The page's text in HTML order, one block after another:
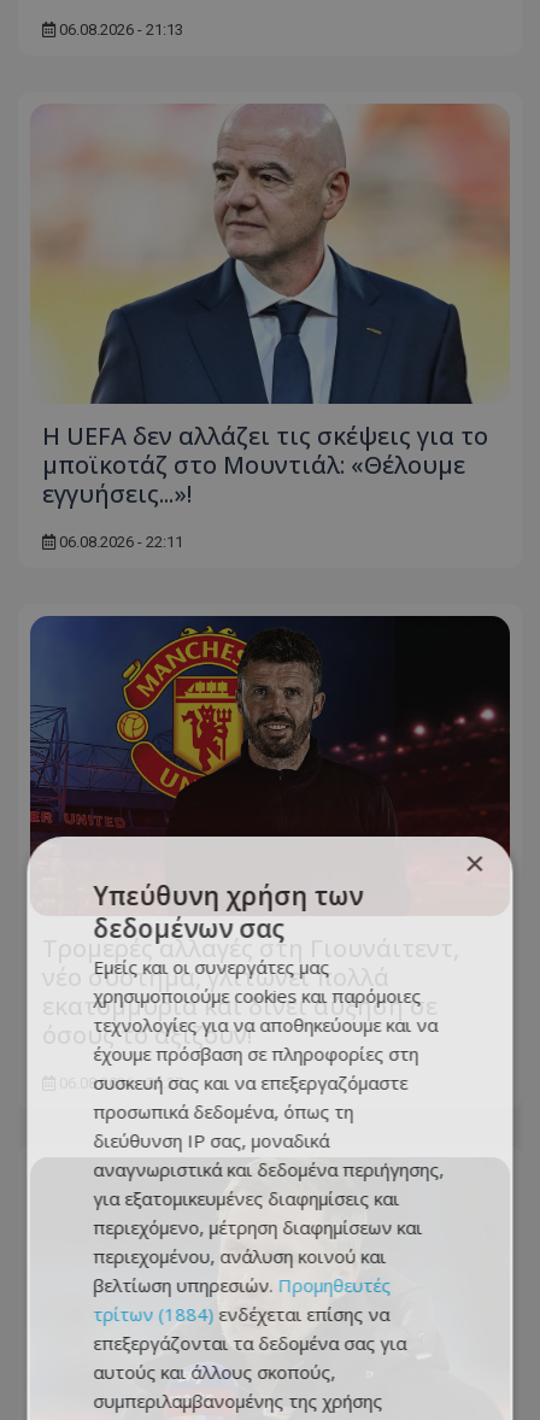
06.08.2026 - 21:13
Η UEFA δεν αλλάζει τις σκέψεις για το
μποϊκοτάζ στο Μουντιάλ: «Θέλουμε
εγγυήσεις...»!
06.08.2026 - 22:11
Τρομερές αλλαγές στη Γιουνάιτεντ,
νέο σύστημα, γλιτώνει πολλά
εκατομμύρια και δίνει αύξηση σε
όσους το αξίζουν!
06.08.2026 - 23:27
×
Υπεύθυνη χρήση των
δεδομένων σας
Εμείς και οι συνεργάτες μας
χρησιμοποιούμε cookies και παρόμοιες
τεχνολογίες για να αποθηκεύουμε και να
έχουμε πρόσβαση σε πληροφορίες στη
συσκευή σας και να επεξεργαζόμαστε
προσωπικά δεδομένα, όπως τη
διεύθυνση IP σας, μοναδικά
αναγνωριστικά και δεδομένα περιήγησης,
για εξατομικευμένες διαφημίσεις και
περιεχόμενο, μέτρηση διαφημίσεων και
περιεχομένου, ανάλυση κοινού και
βελτίωση υπηρεσιών. Προμηθευτές
τρίτων (1884) ενδέχεται επίσης να
επεξεργάζονται τα δεδομένα σας για
αυτούς και άλλους σκοπούς,
συμπεριλαμβανομένης της χρήσης